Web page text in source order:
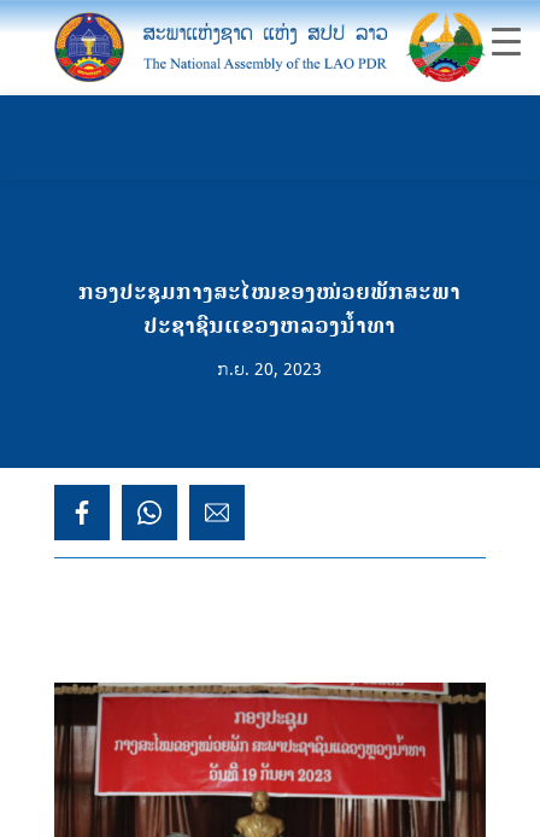
ກອງປະຊຸມກາງສະໄໝຂອງໜ່ວຍພັກສະພາ
ປະຊາຊົນແຂວງຫລວງນ້ຳທາ
ກ.ຍ. 20, 2023